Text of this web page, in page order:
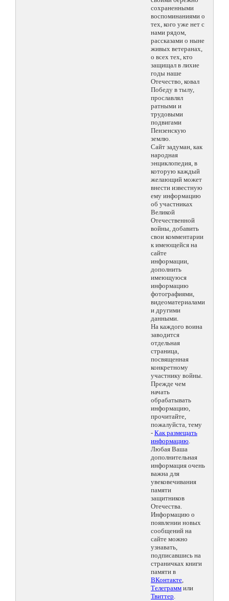
сохраненными
воспоминаниями о
тех, кого уже нет с
нами рядом,
рассказами о ныне
живых ветеранах,
о всех тех, кто
защищал в лихие
годы наше
Отечество, ковал
Победу в тылу,
прославлял
ратными и
трудовыми
подвигами
Пензенскую
землю.
Сайт задуман, как
народная
энциклопедия, в
которую каждый
желающий может
внести известную
ему информацию
об участниках
Великой
Отечественной
войны, добавить
свои комментарии
к имеющейся на
сайте
информации,
дополнить
имеющуюся
информацию
фотографиями,
видеоматериалами
и другими
данными.
На каждого воина
заводится
отдельная
страница,
посвященная
конкретному
участнику войны.
Прежде чем
начать
обрабатывать
информацию,
прочитайте,
пожалуйста, тему
- Как размещать
информацию.
Любая Ваша
дополнительная
информация очень
важна для
увековечивания
памяти
защитников
Отечества.
Информацию о
появлении новых
сообщений на
сайте можно
узнавать,
подписавшись на
страничках книги
памяти в
ВКонтакте,
Телеграмм или
Твиттер.